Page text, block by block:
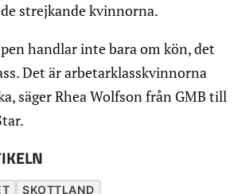
strejkande kvinnorna.
handlar inte bara om kön, det
Det är arbetarklasskvinnorna
säger Rhea Wolfson från GMB till
SKOTTLAND